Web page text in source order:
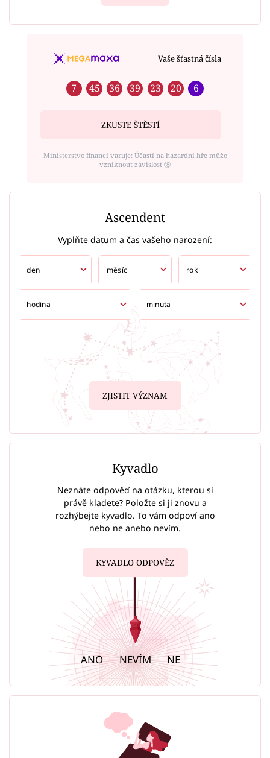
Vaše šťastná čísla
7 45 36 39 23 20 6
ZKUSTE ŠTĚSTÍ
Ministerstvo financí varuje: Účastí na hazardní hře může
vzniknout závislost ⑱
Ascendent
Vyplňte datum a čas vašeho narození:
ZJISTIT VÝZNAM
Kyvadlo
Neznáte odpověď na otázku, kterou si
právě kladete? Položte si ji znovu a
rozhýbejte kyvadlo. To vám odpoví ano
nebo ne anebo nevím.
KYVADLO ODPOVĚZ
ANO NEVÍM NE